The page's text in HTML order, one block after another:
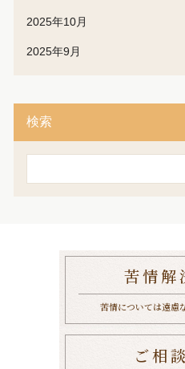
2025年10月
2025年9月
検索
苦情解
苦情については遠慮
ご相